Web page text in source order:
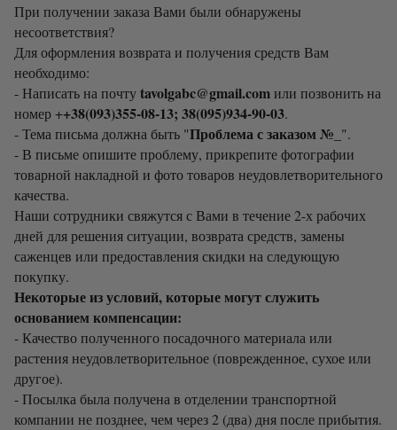
При получении заказа Вами были обнаружены
несоответствия?
Для оформления возврата и получения средств Вам
необходимо:
- Написать на почтуtavolgabc@gmail.comили позвонить на
номер ++38(093)355-08-13; 38(095)934-90-03.
- Тема письма должна быть "Проблема с заказом №_ ".
- В письме опишите проблему, прикрепите фотографии
товарной накладной и фото товаров неудовлетворительного
качества.
Наши сотрудники свяжутся с Вами в течение 2-х рабочих
дней для решения ситуации, возврата средств, замены
саженцев или предоставления скидки на следующую
покупку.
Некоторые из условий, которые могут служить
основанием компенсации:
- Качество полученного посадочного материала или
растения неудовлетворительное (поврежденное, сухое или
другое).
- Посылка была получена в отделении транспортной
компании не позднее, чем через 2 (два) дня после прибытия.